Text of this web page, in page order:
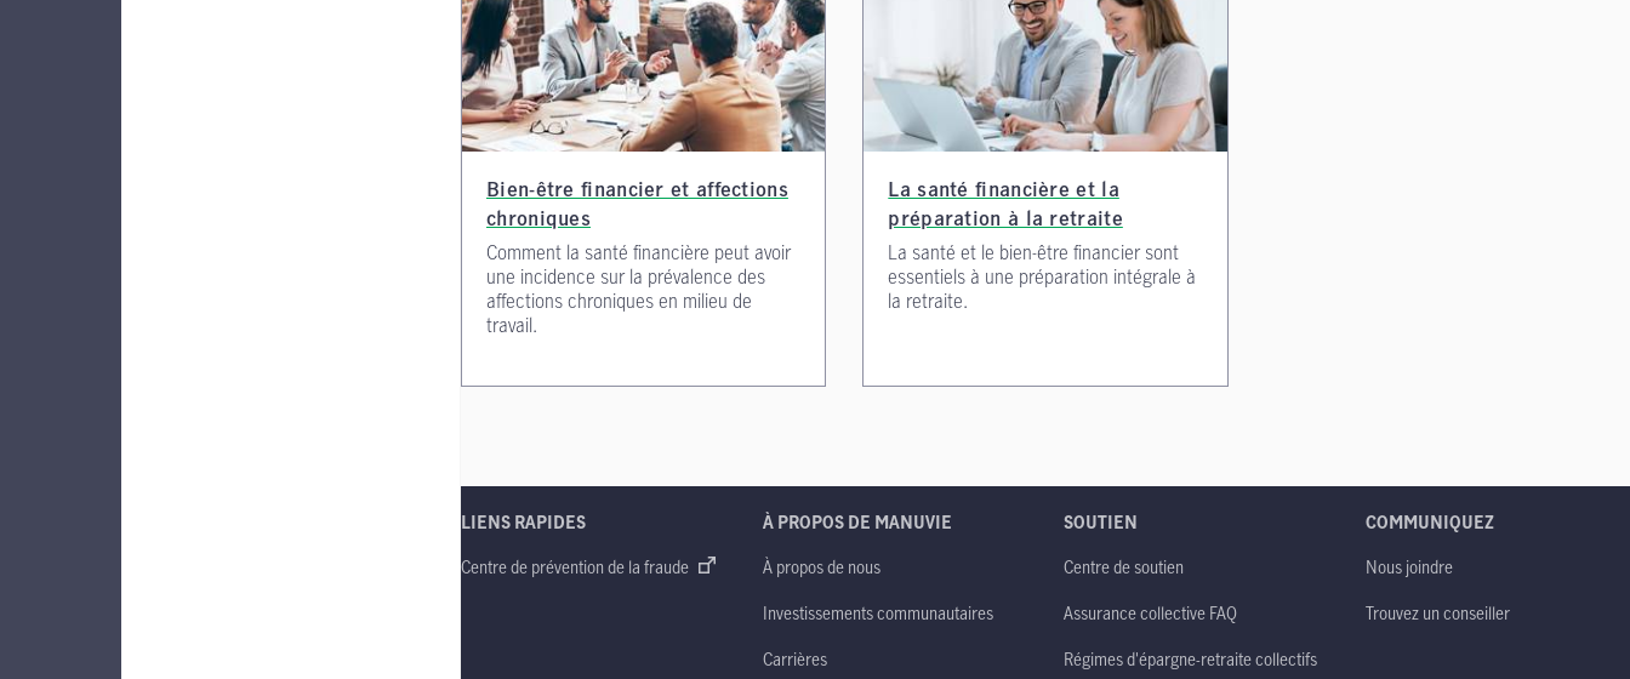
Bien-être financier et affections
chroniques
Comment la santé financière peut avoir
une incidence sur la prévalence des
affections chroniques en milieu de
travail.
La santé financière et la
préparation à la retraite
La santé et le bien-être financier sont
essentiels à une préparation intégrale à
la retraite.
LIENS RAPIDES
Centre de prévention de la fraude
À PROPOS DE MANUVIE
À propos de nous
Investissements communautaires
Carrières
SOUTIEN
Centre de soutien
Assurance collective FAQ
Régimes d'épargne-retraite collectifs
COMMUNIQUEZ
Nous joindre
Trouvez un conseiller